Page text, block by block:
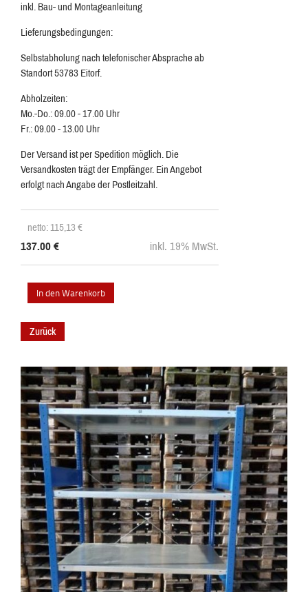
inkl. Bau- und Montageanleitung
Lieferungsbedingungen:
Selbstabholung nach telefonischer Absprache ab
Standort 53783 Eitorf.
Abholzeiten:
Mo.-Do.: 09.00 - 17.00 Uhr
Fr.: 09.00 - 13.00 Uhr
Der Versand ist per Spedition möglich. Die
Versandkosten trägt der Empfänger. Ein Angebot
erfolgt nach Angabe der Postleitzahl.
netto: 115,13 €
137.00 € inkl. 19% MwSt.
Zurück